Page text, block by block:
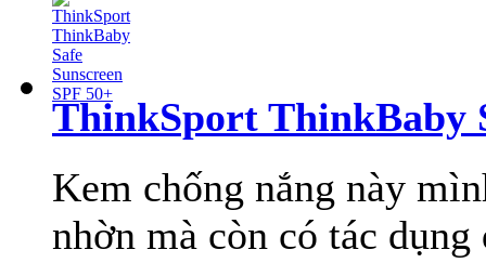
ThinkSport ThinkBaby
Kem chống nắng này
nhờn mà còn có tác dụng